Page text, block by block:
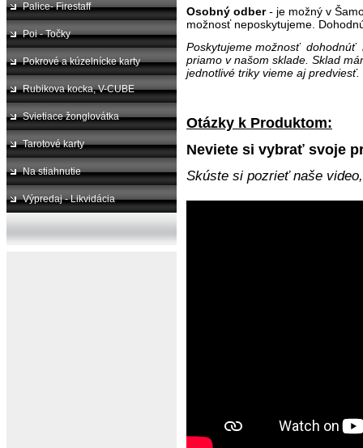
Palice- Firestaff
Poi - Točky
Pokrové a kúzelnícke karty
Rubikova kocka, V-CUBE
Svietiace žonglovátka
Tarotové karty
Na stiahnutie
Výpredaj - Likvidácia
Osobný odber- je možný v
možnosť neposkytujeme.
Poskytujeme možnosť dohodnúť
priamo v našom sklade. Sklad
jednotlivé triky vieme aj predviesť.
Otázky k Produktom:
Neviete si vybrať svoje
Skúste si pozrieť naše